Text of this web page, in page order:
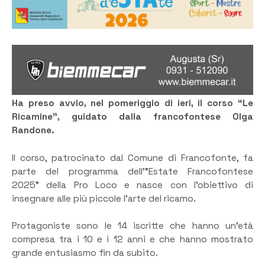
Ha preso avvio, nel pomeriggio di ieri, il corso “Le
Ricamine”, guidato dalla francofontese Olga
Randone.
Il corso, patrocinato dal Comune di Francofonte, fa
parte del programma dell’”Estate Francofontese
2025” della Pro Loco e nasce con l’obiettivo di
insegnare alle più piccole l’arte del ricamo.
Protagoniste sono le 14 iscritte che hanno un’età
compresa tra i 10 e i 12 anni e che hanno mostrato
grande entusiasmo fin da subito.